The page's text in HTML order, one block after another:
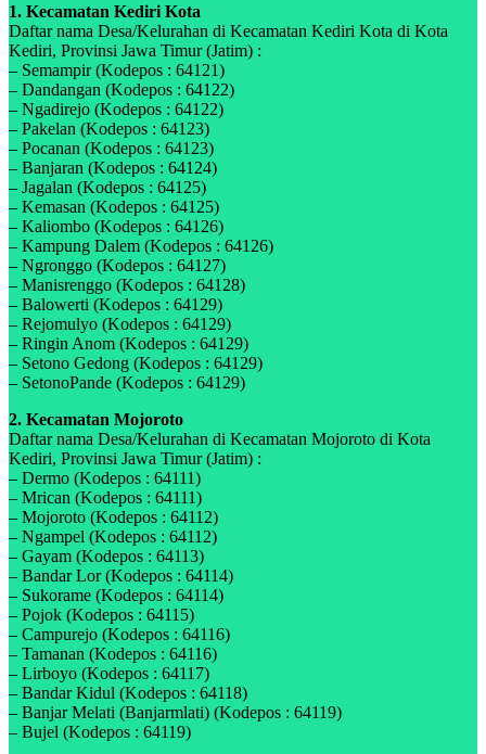
1. Kecamatan Kediri Kota
Daftar nama Desa/Kelurahan di Kecamatan Kediri Kota di Kota
Kediri, Provinsi Jawa Timur (Jatim) :
– Semampir (Kodepos : 64121)
– Dandangan (Kodepos : 64122)
– Ngadirejo (Kodepos : 64122)
– Pakelan (Kodepos : 64123)
– Pocanan (Kodepos : 64123)
– Banjaran (Kodepos : 64124)
– Jagalan (Kodepos : 64125)
– Kemasan (Kodepos : 64125)
– Kaliombo (Kodepos : 64126)
– Kampung Dalem (Kodepos : 64126)
– Ngronggo (Kodepos : 64127)
– Manisrenggo (Kodepos : 64128)
– Balowerti (Kodepos : 64129)
– Rejomulyo (Kodepos : 64129)
– Ringin Anom (Kodepos : 64129)
– Setono Gedong (Kodepos : 64129)
– SetonoPande (Kodepos : 64129)
2. Kecamatan Mojoroto
Daftar nama Desa/Kelurahan di Kecamatan Mojoroto di Kota
Kediri, Provinsi Jawa Timur (Jatim) :
– Dermo (Kodepos : 64111)
– Mrican (Kodepos : 64111)
– Mojoroto (Kodepos : 64112)
– Ngampel (Kodepos : 64112)
– Gayam (Kodepos : 64113)
– Bandar Lor (Kodepos : 64114)
– Sukorame (Kodepos : 64114)
– Pojok (Kodepos : 64115)
– Campurejo (Kodepos : 64116)
– Tamanan (Kodepos : 64116)
– Lirboyo (Kodepos : 64117)
– Bandar Kidul (Kodepos : 64118)
– Banjar Melati (Banjarmlati) (Kodepos : 64119)
– Bujel (Kodepos : 64119)